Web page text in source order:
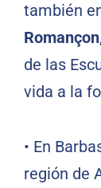
también
Romançon
de las
vida a la
• En
región de